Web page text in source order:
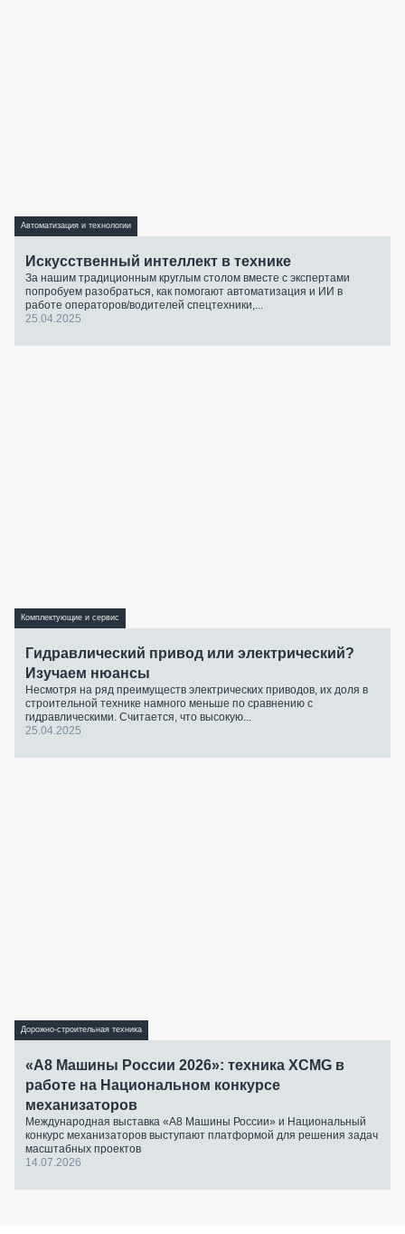
Автоматизация и технологии
Искусственный интеллект в технике
За нашим традиционным круглым столом вместе с экспертами
попробуем разобраться, как помогают автоматизация и ИИ в
работе операторов/водителей спецтехники,...
25.04.2025
Комплектующие и сервис
Гидравлический привод или электрический?
Изучаем нюансы
Несмотря на ряд преимуществ электрических приводов, их доля в
строительной технике намного меньше по сравнению с
гидравлическими. Считается, что высокую...
25.04.2025
Дорожно-строительная техника
«А8 Машины России 2026»: техника XCMG в
работе на Национальном конкурсе
механизаторов
Международная выставка «А8 Машины России» и Национальный
конкурс механизаторов выступают платформой для решения задач
масштабных проектов
14.07.2026